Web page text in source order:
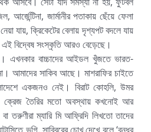
আর্জেন্টিনা, জার্মানীর পতাকায় ছেঁয়ে ফেলা
যায়, ক্রিকেটের বেলায় দৃশ্যপট বদলে যায়
বিদ্বেষ সংস্কৃতি আরও বেড়েছে।
এখনকার বাচ্চাদের আইডল খুঁজতে ভারত-
আমাদের সাকিব আছে। মাশরাফির চাইতে
একজনও নেই। বিরাট কোহলি, উমর
তৈরির মতো অবস্থায় কখনোই আর
তরুণীরা ম্যারি মি আফ্রিদি লিখতো তাদের